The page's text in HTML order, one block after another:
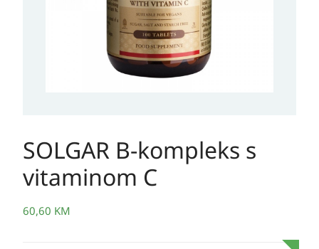
SOLGAR B-kompleks s
vitaminom C
60,60 KM